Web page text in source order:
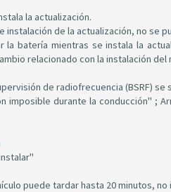
la actualización.
de la actualización, no se
batería mientras se instala la
relacionado con la instalación
de radiofrecuencia (BSRF) se
imposible durante la conducción" ;
puede tardar hasta 20 minutos,